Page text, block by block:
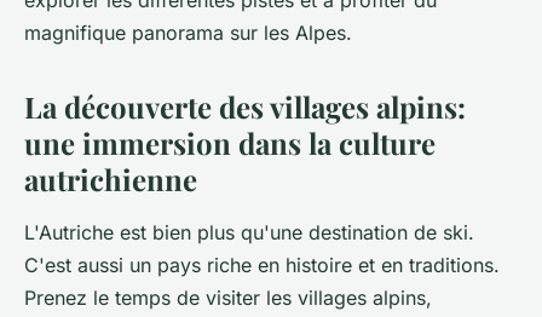
magnifique panorama sur les Alpes.
La découverte des villages alpins:
une immersion dans la culture
autrichienne
L'Autriche est bien plus qu'une destination de ski.
C'est aussi un pays riche en histoire et en traditions.
Prenez le temps de visiter les villages alpins,